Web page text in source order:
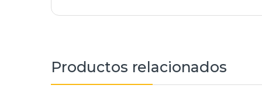
Productos relacionados